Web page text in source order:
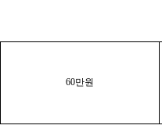
60만원